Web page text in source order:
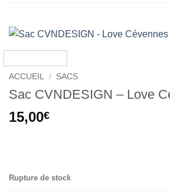
ACCUEIL / SACS
Sac CVNDESIGN – Love
15,00€
Rupture de stock